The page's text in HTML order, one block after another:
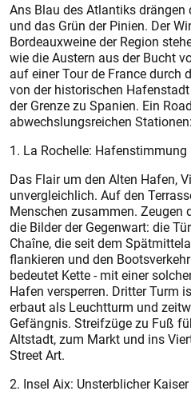
Ans Blau des Atlantiks drängen
und das Grün der Pinien. Der
Bordeauxweine der Region
wie die Austern aus der Bucht
auf einer Tour de France durch
von der historischen
der Grenze zu Spanien. Ein
abwechslungsreichen Stationen:
1. La Rochelle: ­Hafenstimmung
Das Flair um den Alten Hafen,
unvergleichlich. Auf den
Menschen zusammen. Zeugen
die Bilder der Gegenwart: die
Chaîne, die seit dem
flankieren und den
bedeutet Kette - mit einer
Hafen versperren. Dritter Turm
erbaut als Leuchtturm und
Gefängnis. Streifzüge zu Fuß
Altstadt, zum Markt und ins
Street Art.
2. Insel Aix: Unsterblicher Kaiser